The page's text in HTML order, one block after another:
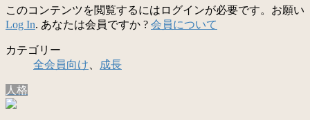
このコンテンツを閲覧するにはログインが必要です。お願い
Log In. あなたは会員ですか ? 会員について
カテゴリー
全会員向け
成長
人格